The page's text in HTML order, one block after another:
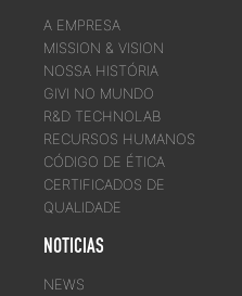
A EMPRESA
MISSION & VISION
NOSSA HISTÓRIA
GIVI NO MUNDO
R&D TECHNOLAB
RECURSOS HUMANOS
CÓDIGO DE ÉTICA
CERTIFICADOS DE
QUALIDADE
NOTICIAS
NEWS